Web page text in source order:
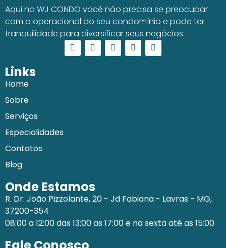
Aqui na WJ CONDO você não precisa se preocupar
com o operacional do seu condomínio e pode ter
tranquilidade para diversificar seus negócios.
Links
Home
Sobre
Serviços
Especialidades
Contatos
Blog
Onde Estamos
R. Dr. João Pizzolante, 20 - Jd Fabiana - Lavras - MG,
37200-354
08:00 a 12:00 das 13:00 as 17:00 e na sexta até as 15:00